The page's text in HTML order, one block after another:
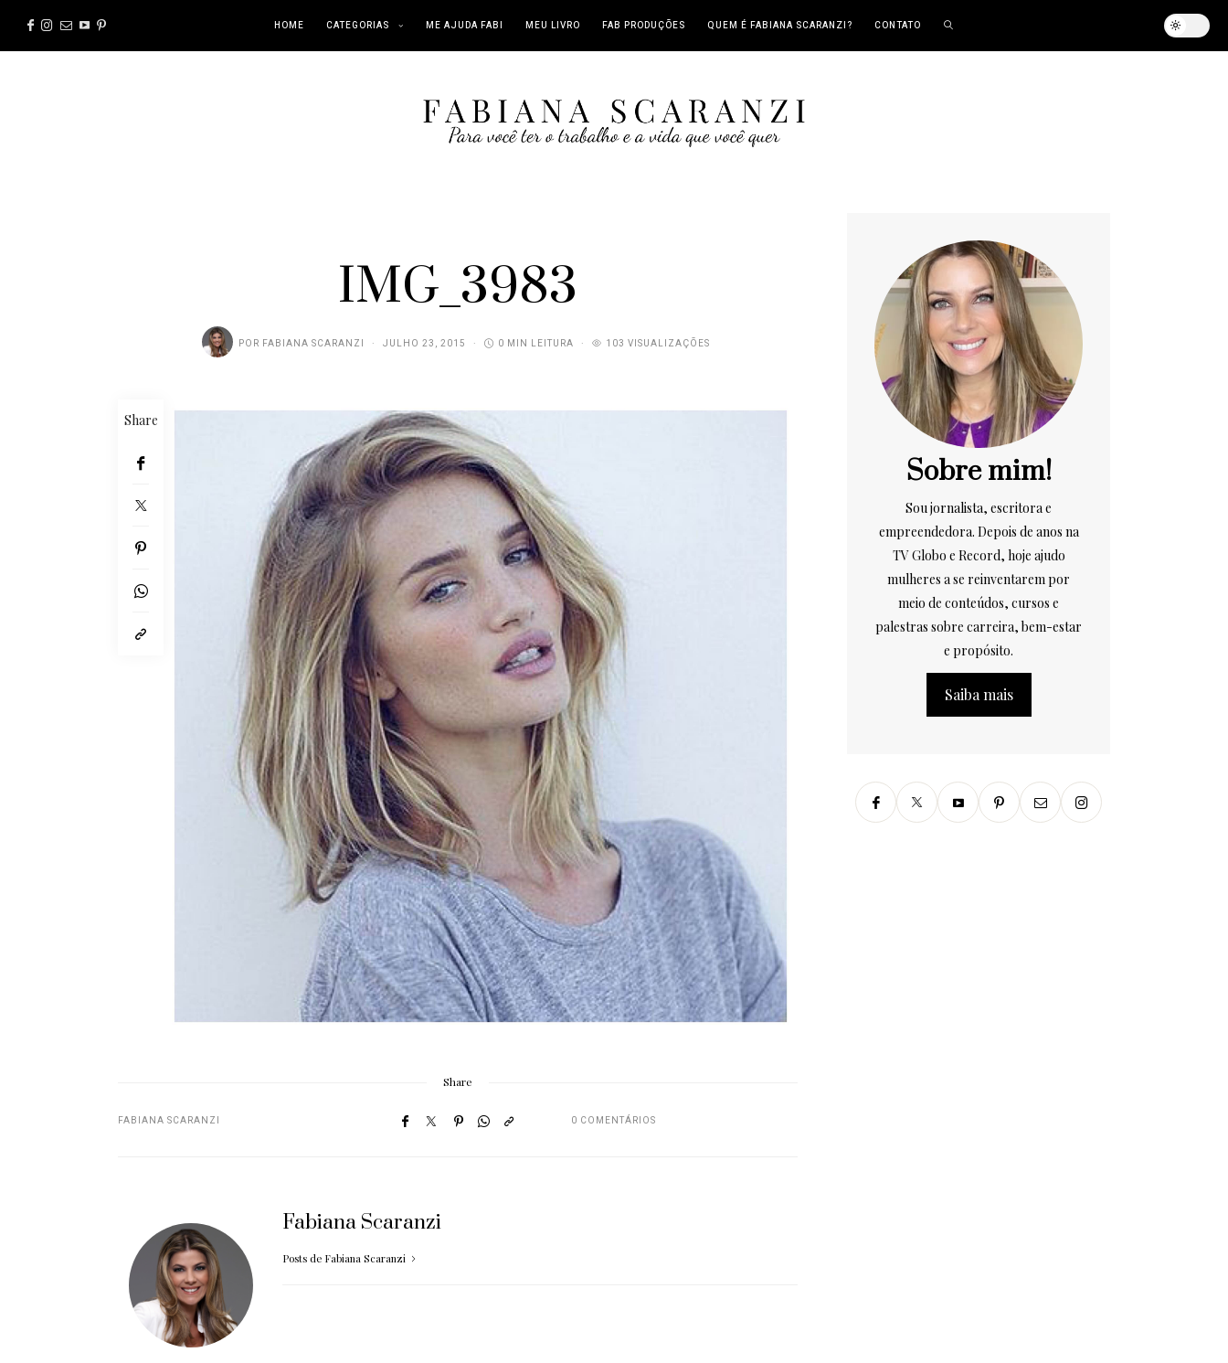
HOME CATEGORIAS ME AJUDA FABI MEU LIVRO FAB PRODUÇÕES QUEM É FABIANA SCARANZI? CONTATO
IMG_3983
POR FABIANA SCARANZI JULHO 23, 2015 0 MIN LEITURA 103 VISUALIZAÇÕES
Share
Share
FABIANA SCARANZI 0 COMENTÁRIOS
Fabiana Scaranzi
Posts de Fabiana Scaranzi
Sobre mim!
Sou jornalista, escritora e
empreendedora. Depois de anos na
TV Globo e Record, hoje ajudo
mulheres a se reinventarem por
meio de conteúdos, cursos e
palestras sobre carreira, bem-estar
e propósito.
Saiba mais